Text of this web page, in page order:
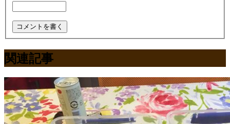
関連記事